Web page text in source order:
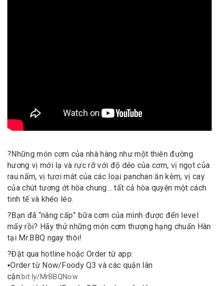
?Những món cơm của nhà hàng như một thiên đường
hương vị mới lạ và rực rỡ với độ dẻo của cơm, vị ngọt của
rau nấm, vị tươi mát của các loại panchan ăn kèm, vị cay
của chút tương ớt hòa chung… tất cả hòa quyện một cách
tinh tế và khéo léo.
?Bạn đã “nâng cấp” bữa cơm của mình được đến level
mấy rồi? Hãy thử những món cơm thượng hạng chuẩn Hàn
tại Mr.BBQ ngay thôi!
?Đặt qua hotline hoặc Order từ app:
▪️Order từ Now/Foody Q3 và các quận lân
cận:bit.ly/MrBBQNow